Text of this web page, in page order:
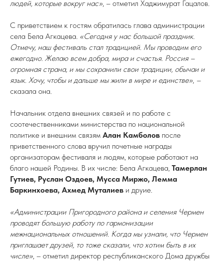
людей, которые вокруг нас», – отметил Хаджимурат Гацалов.
С приветствием к гостям обратилась глава администрации
села Бела Агкацева. «Сегодня у нас большой праздник.
Отмечу, наш фестиваль стал традицией. Мы проводим его
ежегодно. Желаю всем добра, мира и счастья. Россия –
огромная страна, и мы сохранили свои традиции, обычаи и
язык. Хочу, чтобы и дальше мы жили в мире и единстве», –
сказала она.
Начальник отдела внешних связей и по работе с
соотечественниками министерства по национальной
политике и внешним связям Алан Камболов после
приветственного слова вручил почетные награды
организаторам фестиваля и людям, которые работают на
благо нашей Родины. В их числе: Бела Агкацева, Тамерлан
Гутиев, Руслан Оздоев, Мусса Миржо, Лемма
Баркинхоева, Ахмед Муталиев и друие.
«Администрации Пригородного района и селения Чермен
проводят большую работу по гармонизации
межнациональных отношений. Когда мы узнали, что Чермен
приглашает друзей, то тоже сказали, что хотим быть в их
числе», – отметил директор республиканского Дома дружбы